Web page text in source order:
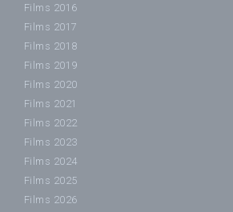
Films 2016
Films 2017
Films 2018
Films 2019
Films 2020
Films 2021
Films 2022
Films 2023
Films 2024
Films 2025
Films 2026